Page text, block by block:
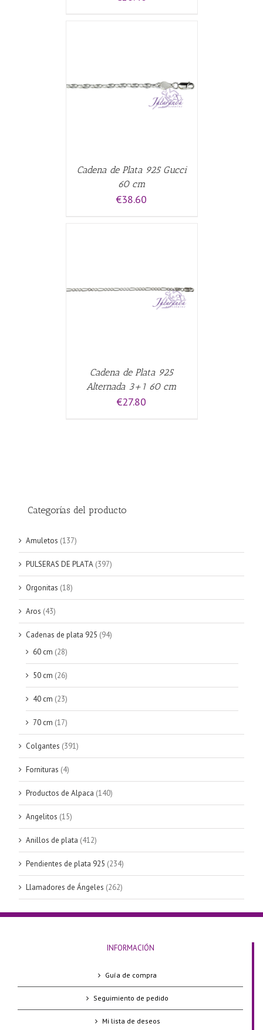
Cadena de Plata 925 Gucci
60 cm
€38.60
Cadena de Plata 925
Alternada 3+1 60 cm
€27.80
Categorías del producto
Amuletos (137)
PULSERAS DE PLATA (397)
Orgonitas (18)
Aros (43)
Cadenas de plata 925 (94)
60 cm (28)
50 cm (26)
40 cm (23)
70 cm (17)
Colgantes (391)
Fornituras (4)
Productos de Alpaca (140)
Angelitos (15)
Anillos de plata (412)
Pendientes de plata 925 (234)
Llamadores de Ángeles (262)
INFORMACIÓN
Guía de compra
Seguimiento de pedido
Mi lista de deseos